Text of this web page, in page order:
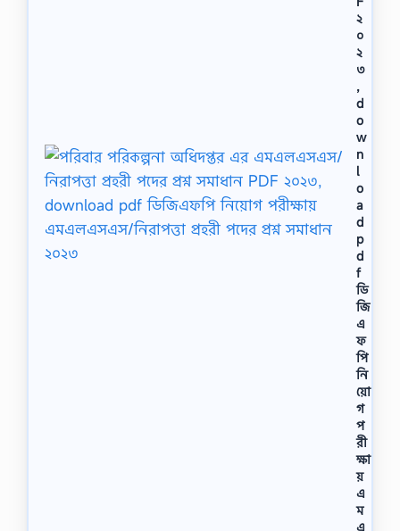
২
০
২
৩
,
d
o
w
n
l
o
a
d
p
d
f
ডি
জি
এ
ফ
পি
নি
য়ো
গ
প
রী
ক্ষা
য়
এ
ম
এ